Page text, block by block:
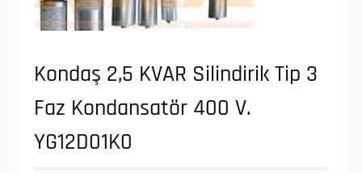
Kondaş 2,5 KVAR Silindirik Tip 3
Faz Kondansatör 400 V.
YG12D01K0